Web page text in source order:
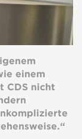
einem
CDS nicht